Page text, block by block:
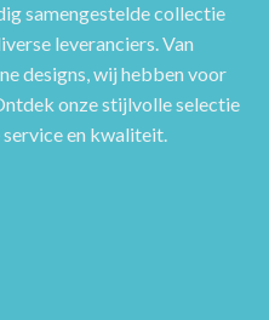
samengestelde collectie
leveranciers. Van
designs, wij hebben voor
onze stijlvolle selectie
en kwaliteit.